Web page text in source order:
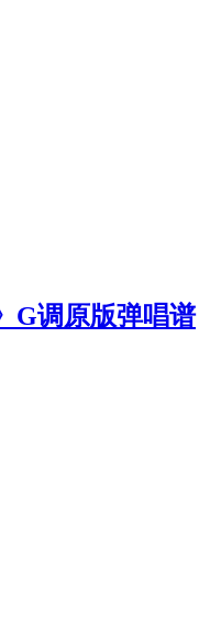
G调原版弹唱谱